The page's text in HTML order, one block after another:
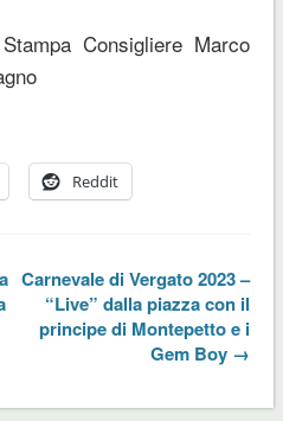
Consigliere Marco
Reddit
Carnevale di Vergato 2023 –
“Live” dalla piazza con il
principe di Montepetto e i
Gem Boy →